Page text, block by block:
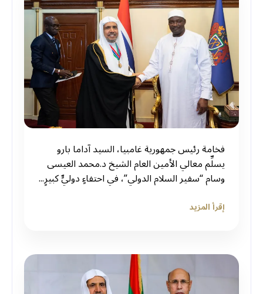
فخامة رئيس جمهورية غامبيا، السيد آداما بارو
يسلِّم معالي الأمين العام الشيخ د.محمد العيسى
وسام “سفير السلام الدولي”، في احتفاءٍ دوليٍّ كبيرٍ...
إقرأ المزيد